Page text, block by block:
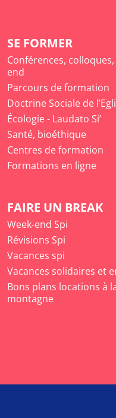
SE FORMER
Conférences, colloques,
end
Parcours de formation
Doctrine Sociale de
Écologie - Laudato Si’
Santé, bioéthique
Centres de formation
Formations en ligne
FAIRE UN BREAK
Week-end Spi
Révisions Spi
Vacances spi
Vacances solidaires et
Bons plans locations à
montagne